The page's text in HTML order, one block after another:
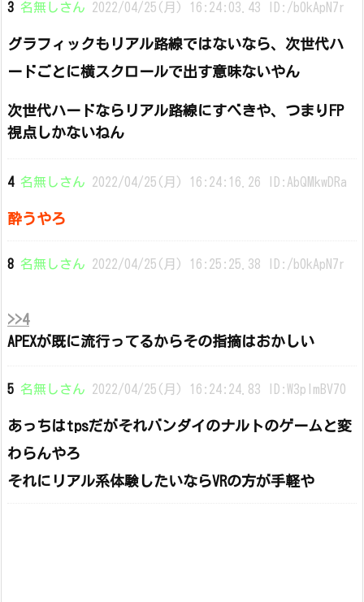
3 名無しさん 2022/04/25(月) 16:24:03.43 ID:/b0kApN7r
グラフィックもリアル路線ではないなら、次世代ハ
ードごとに横スクロールで出す意味ないやん
次世代ハードならリアル路線にすべきや、つまりFP
視点しかないねん
4 名無しさん 2022/04/25(月) 16:24:16.26 ID:AbQMkwDRa
酔うやろ
8 名無しさん 2022/04/25(月) 16:25:25.38 ID:/b0kApN7r
>>4
APEXが既に流行ってるからその指摘はおかしい
5 名無しさん 2022/04/25(月) 16:24:24.83 ID:W3pImBV70
あっちはtpsだがそれバンダイのナルトのゲームと変
わらんやろ
それにリアル系体験したいならVRの方が手軽や